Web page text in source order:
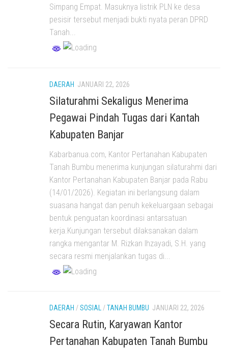
Simpang Empat. Masuknya listrik PLN ke desa
pesisir tersebut menjadi bukti nyata peran DPRD
Tanah...
DAERAH JANUARI 22, 2026
Silaturahmi Sekaligus Menerima
Pegawai Pindah Tugas dari Kantah
Kabupaten Banjar
Kabarbanua.com, Kantor Pertanahan Kabupaten
Tanah Bumbu menerima kunjungan silaturahmi dari
Kantor Pertanahan Kabupaten Banjar pada Rabu
(14/01/2026). Kegiatan ini berlangsung dalam
suasana hangat dan penuh kekeluargaan sebagai
bentuk penguatan koordinasi antarsatuan
kerja.Kunjungan tersebut dilaksanakan dalam
rangka mengantar M. Rizkan Ihzayadi, S.H. yang
secara resmi menjalankan tugas di...
DAERAH /SOSIAL /TANAH BUMBU JANUARI 22, 2026
Secara Rutin, Karyawan Kantor
Pertanahan Kabupaten Tanah Bumbu